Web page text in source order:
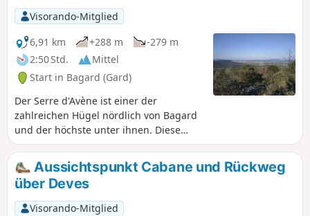
Visorando-Mitglied
6,91 km
+288 m
-279 m
2:50 Std.
Mittel
Start in Bagard (Gard)
Der Serre d'Avène ist einer der
zahlreichen Hügel nördlich von Bagard
und der höchste unter ihnen. Diese
Rundwanderung führt Sie über Wege
und Pfade durch das Heideland. Auf
dem Gipfel erwartet Sie eine
wunderschöne Aussicht auf die
Cevennen und den Großraum Alès.
Aussichtspunkt Cabane und Rückweg
über Deves
Visorando-Mitglied